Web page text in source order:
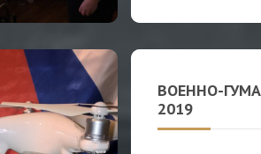
ВОЕННО-
2019